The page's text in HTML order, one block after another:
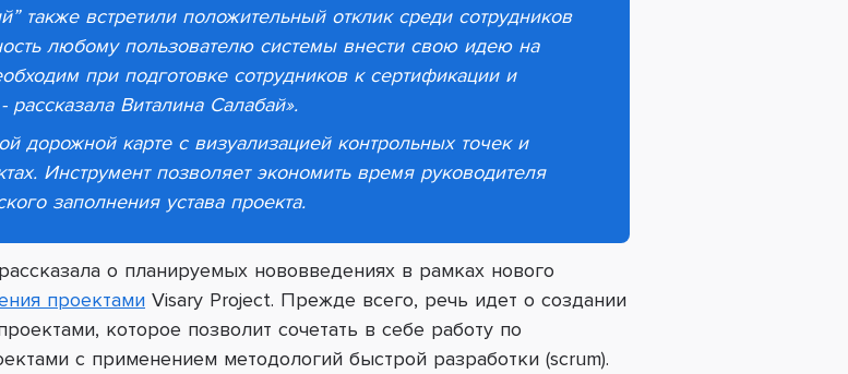
также встретили положительный отклик среди сотрудников
любому пользователю системы внести свою идею на
при подготовке сотрудников к сертификации и
Виталина Салабай».
дорожной карте с визуализацией контрольных точек и
Инструмент позволяет экономить время руководителя
заполнения устава проекта.
о планируемых нововведениях в рамках нового
проектами Visary Project. Прежде всего, речь идет о создании
которое позволит сочетать в себе работу по
с применением методологий быстрой разработки (scrum).